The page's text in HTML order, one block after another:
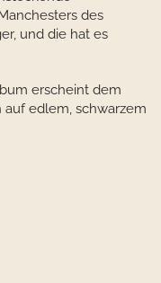
des
und die hat es
erscheint dem
edlem, schwarzem